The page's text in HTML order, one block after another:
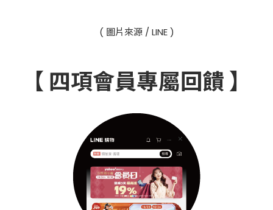
( 圖片來源 / LINE )
【 四項會員專屬回饋 】